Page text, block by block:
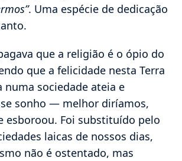
. Uma espécie de dedicação
que a religião é o ópio do
que a felicidade nesta Terra
numa sociedade ateia e
sonho — melhor diríamos,
esboroou. Foi substituído pelo
laicas de nossos dias,
não é ostentado, mas